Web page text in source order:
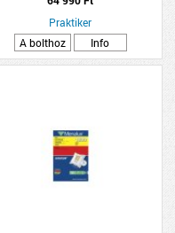
Praktiker
A bolthoz
Info